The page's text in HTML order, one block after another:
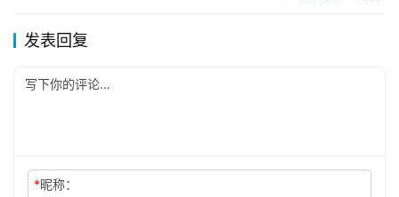
发表回复
*昵称：